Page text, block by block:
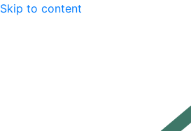
Skip to content